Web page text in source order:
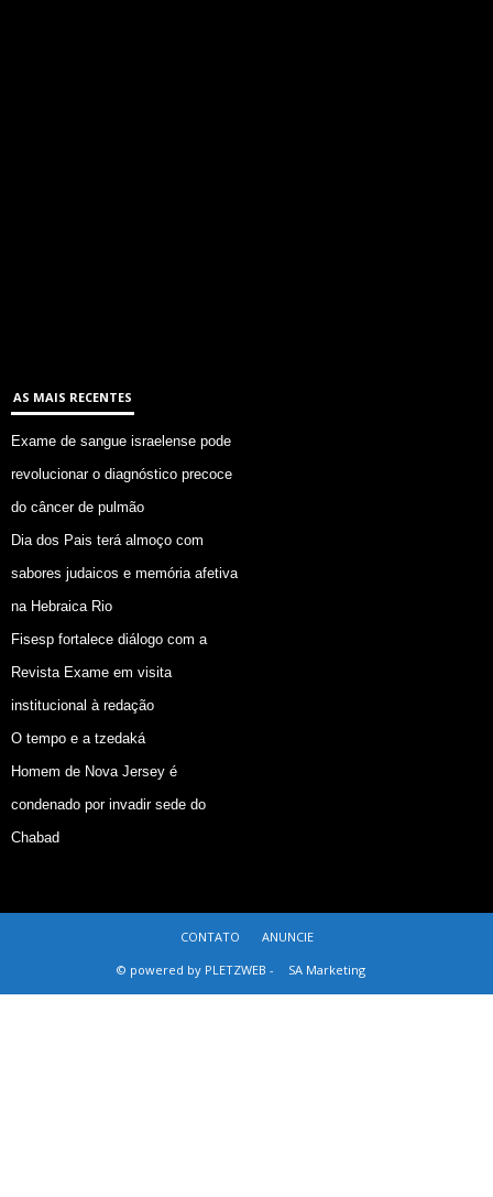
AS MAIS RECENTES
Exame de sangue israelense pode
revolucionar o diagnóstico precoce
do câncer de pulmão
Dia dos Pais terá almoço com
sabores judaicos e memória afetiva
na Hebraica Rio
Fisesp fortalece diálogo com a
Revista Exame em visita
institucional à redação
O tempo e a tzedaká
Homem de Nova Jersey é
condenado por invadir sede do
Chabad
CONTATO
ANUNCIE
© powered by PLETZWEB -
SA Marketing